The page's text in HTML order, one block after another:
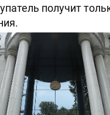
получит